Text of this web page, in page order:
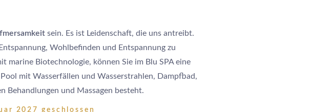
sein. Es ist Leidenschaft, die uns antreibt.
Wohlbefinden und Entspannung zu
marine Biotechnologie, können Sie im Blu SPA eine
mit Wasserfällen und Wasserstrahlen, Dampfbad,
Behandlungen und Massagen besteht.
2027 geschlossen